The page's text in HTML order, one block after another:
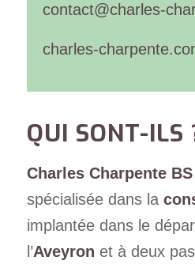
contact@charles-
charles-
QUI SONT-ILS
Charles Charpente BS
spécialisée dans la
implantée dans le
l’Aveyron et à deux